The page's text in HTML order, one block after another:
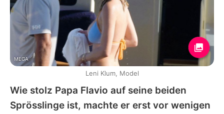
Wie stolz Papa Flavio auf seine beiden
Sprösslinge ist, machte er erst vor wenigen
MEGA
Leni Klum, Model